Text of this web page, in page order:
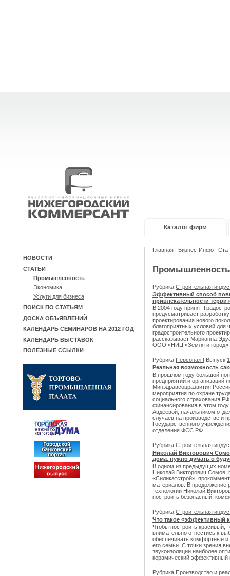
Каталог фирм
НОВОСТИ
СТАТЬИ
Промышленность
Экономика
Услуги для бизнеса
ПОИСК ПО СТАТЬЯМ
ДОСКА ОБЪЯВЛЕНИЙ
КАЛЕНДАРЬ СЕМИНАРОВ НА 2012 ГОД
КАЛЕНДАРЬ ВЫСТАВОК
ПОЛЕЗНЫЕ ССЫЛКИ
Главная | Бизнес-Инфо |
Промышленность
Рубрика Строительная
Эффективный способ
привлекательности
В 2004 году принят
предусматривает
проектирования нового
благоприятных условий для
градостроительного
рассказывает Марианна
ООО «НИЦ «Земля и город».
Рубрика Персонал | Выпуск
Реальная возможность
В прошлом году большой
предприятий и организаций
Минздравсоцразвития
мероприятия по охране
социального страхования
финансирования в этом
Авдеевой, начальником
случаев на производстве и
Государственного
отделения ФСС РФ.
Рубрика Строительная
Николай Викторович
дома, нужно думать о
В одном из предыдущих
Николай Викторович Сомов,
«Силикатстрой»,
материалов. В продолжение
технологии Николай
построить безопасный,
Рубрика Строительная
Что такое «эффективный
Чтобы построить красивый,
внимательно отнестись к
обеспечивать комфортные
его семьи. С точки зрения
звукоизоляции наиболее
керамический эффективный
Рубрика Производство и